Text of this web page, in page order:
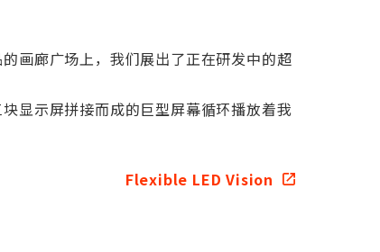
画廊广场上，我们展出了正在研发中的超
显示屏拼接而成的巨型屏幕循环播放着我
Flexible LED Vision